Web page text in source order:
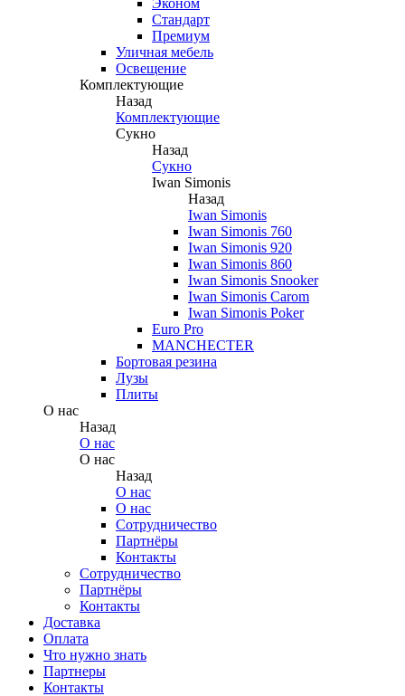
Эконом
Стандарт
Премиум
Уличная мебель
Освещение
Комплектующие
Назад
Комплектующие
Сукно
Назад
Сукно
Iwan Simonis
Назад
Iwan Simonis
Iwan Simonis 760
Iwan Simonis 920
Iwan Simonis 860
Iwan Simonis Snooker
Iwan Simonis Carom
Iwan Simonis Poker
Euro Pro
MANCHECTER
Бортовая резина
Лузы
Плиты
О нас
Назад
О нас
О нас
Назад
О нас
О нас
Сотрудничество
Партнёры
Контакты
Сотрудничество
Партнёры
Контакты
Доставка
Оплата
Что нужно знать
Партнеры
Контакты